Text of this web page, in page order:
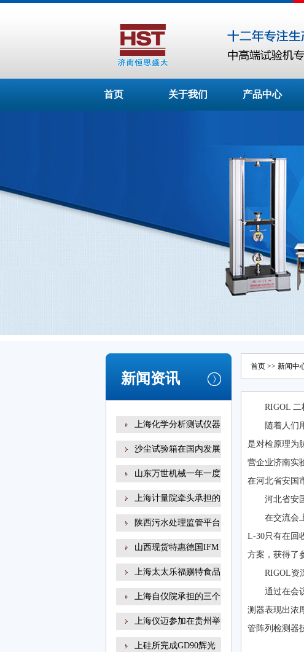
首页 关于我们 产品中心
新闻资讯
上海化学分析测试仪器
沙尘试验箱在国内发展
山东万世机械一年一度
上海计量院牵头承担的
陕西污水处理监管平台
山西现货特惠德国IFM
上海太太乐福赐特食品
上海自仪院承担的三个
上海仪迈参加在贵州举
上硅所完成GD90辉光
首页 >> 新闻中
RIGOL
随着人们
是对检原理为
营企业济南实
在河北省安国
河北省安
在交流会
L-30只有在回
方案，获得了
RIGOL资
通过在会
测器表现出浓
管阵列检测器